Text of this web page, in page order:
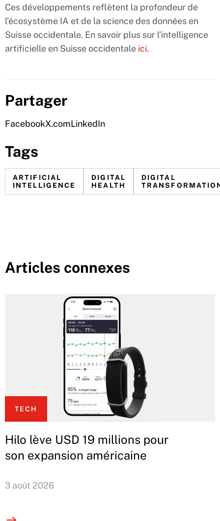
Ces développements reflètent la profondeur de
l’écosystème IA et de la science des données en
Suisse occidentale. En savoir plus sur l’intelligence
artificielle en Suisse occidentale ici.
Partager
FacebookX.comLinkedIn
Tags
ARTIFICIAL
INTELLIGENCE
DIGITAL
HEALTH
DIGITAL
Articles connexes
TECH
Hilo lève USD 19 millions pour
son expansion américaine
3 août 2026